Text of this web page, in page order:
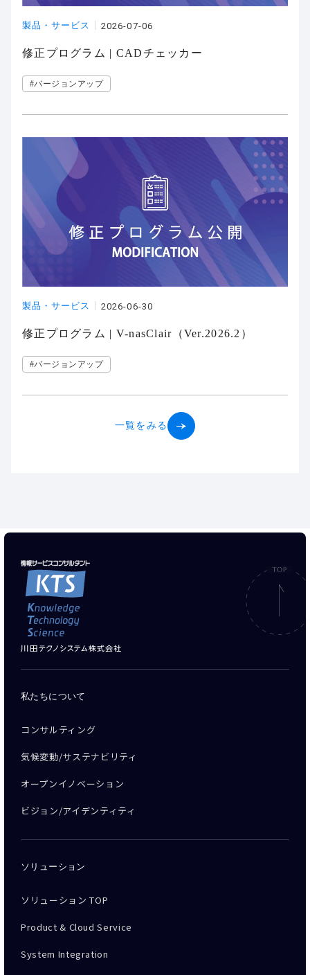
製品・サービス 2026-07-06
修正プログラム | CADチェッカー
#バージョンアップ
製品・サービス 2026-06-30
修正プログラム | V-nasClair（Ver.2026.2）
#バージョンアップ
一覧をみる
私たちについて
コンサルティング
気候変動/サステナビリティ
オープンイノベーション
ビジョン/アイデンティティ
ソリューション
ソリューション TOP
Product & Cloud Service
System Integration